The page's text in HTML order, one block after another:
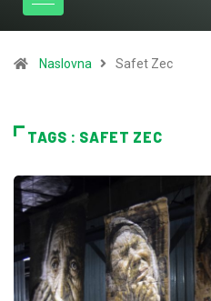
Naslovna Safet Zec
TAGS : SAFET ZEC